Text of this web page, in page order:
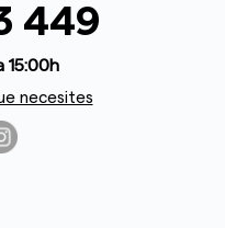
449
15:00h
necesites